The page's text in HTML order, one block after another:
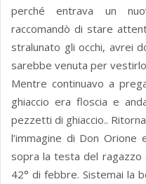
perché entrava un
raccomandò di stare
stralunato gli occhi, avrei
sarebbe venuta per
Mentre continuavo a
ghiaccio era floscia e
pezzetti di ghiaccio..
l’immagine di Don Orione
sopra la testa del ragazzo
42° di febbre. Sistemai la